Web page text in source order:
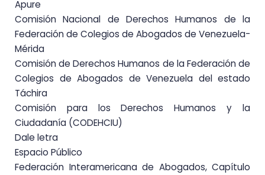
Apure
Comisión Nacional de Derechos Humanos de la
Federación de Colegios de Abogados de Venezuela-
Mérida
Comisión de Derechos Humanos de la Federación de
Colegios de Abogados de Venezuela del estado
Táchira
Comisión para los Derechos Humanos y la
Ciudadanía (CODEHCIU)
Dale letra
Espacio Público
Federación Interamericana de Abogados, Capítulo